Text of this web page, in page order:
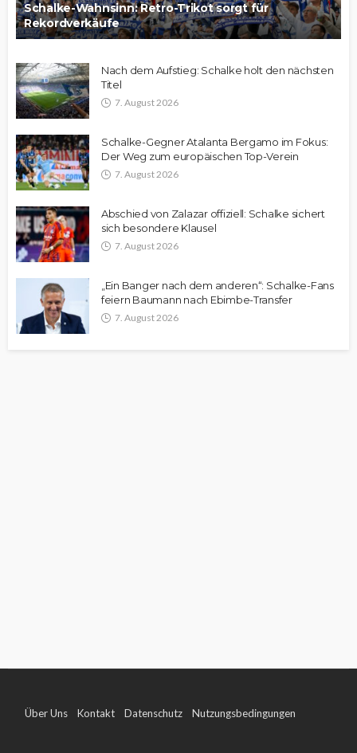
Schalke-Wahnsinn: Retro-Trikot sorgt für
Rekordverkäufe
Nach dem Aufstieg: Schalke holt den nächsten
Titel
7. August 2026
Schalke-Gegner Atalanta Bergamo im Fokus:
Der Weg zum europäischen Top-Verein
7. August 2026
Abschied von Zalazar offiziell: Schalke sichert
sich besondere Klausel
7. August 2026
„Ein Banger nach dem anderen“: Schalke-Fans
feiern Baumann nach Ebimbe-Transfer
7. August 2026
Über Uns Kontakt Datenschutz Nutzungsbedingungen